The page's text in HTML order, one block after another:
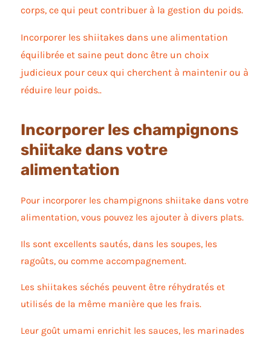
corps, ce qui peut contribuer à la gestion du poids.
Incorporer les shiitakes dans une alimentation
équilibrée et saine peut donc être un choix
judicieux pour ceux qui cherchent à maintenir ou à
réduire leur poids..
Incorporer les champignons
shiitake dans votre
alimentation
Pour incorporer les champignons shiitake dans votre
alimentation, vous pouvez les ajouter à divers plats.
Ils sont excellents sautés, dans les soupes, les
ragoûts, ou comme accompagnement.
Les shiitakes séchés peuvent être réhydratés et
utilisés de la même manière que les frais.
Leur goût umami enrichit les sauces, les marinades